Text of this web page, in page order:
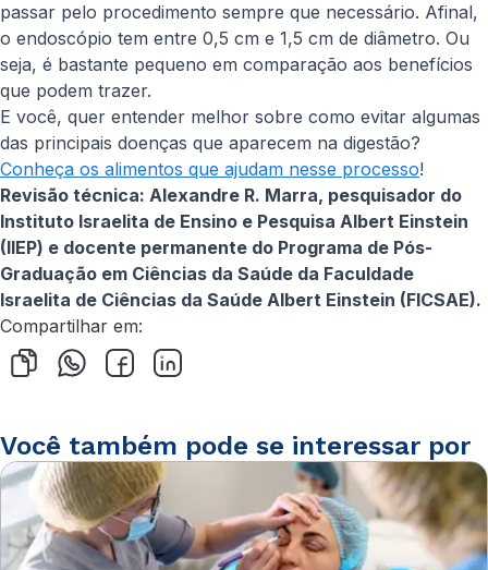
passar pelo procedimento sempre que necessário. Afinal,
o endoscópio tem entre 0,5 cm e 1,5 cm de diâmetro. Ou
seja, é bastante pequeno em comparação aos benefícios
que podem trazer.
E você, quer entender melhor sobre como evitar algumas
das principais doenças que aparecem na digestão?
Conheça os alimentos que ajudam nesse processo!
Revisão técnica: Alexandre R. Marra, pesquisador do
Instituto Israelita de Ensino e Pesquisa Albert Einstein
(IIEP) e docente permanente do Programa de Pós-
Graduação em Ciências da Saúde da Faculdade
Israelita de Ciências da Saúde Albert Einstein (FICSAE).
Compartilhar em:
Você também pode se interessar por